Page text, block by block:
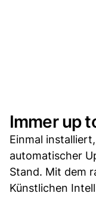
Immer up
Einmal
automatischer
Stand. Mit dem
Künstlichen